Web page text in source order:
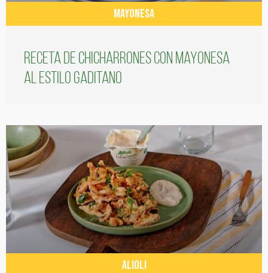
MAYONESA
Receta de chicharrones con mayonesa
al estilo gaditano
ALIOLI